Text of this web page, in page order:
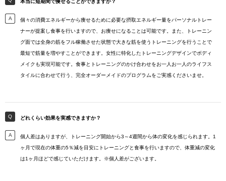
本当に短期間で痩せることができますか？
個々の消費エネルギーから痩せるために必要な摂取エネルギー量をパーソナルトレー
ナーが提案し食事を行いますので、お痩せになることは可能です。また、トレーニン
グ面では全身の筋をフル稼働させた状態で大きな筋を使うトレーニングを行うことで
最短で筋量を増やすことができます。女性に特化したトレーニングデザインでボディ
メイクも実現可能です。食事とトレーニングのかけ合わせをお一人お一人のライフス
タイルに合わせて行う、完全オーダーメイドのプログラムをご実感くださいませ。
どれくらい効果を実感できますか？
個人差はありますが、トレーニング開始から3～4週間から体の変化を感じられます。1
ヶ月で現在の体重の5％減を目安にトレーニングと食事を行いますので、体重減の変化
は1ヶ月ほどで感じていただけます。※個人差がございます。